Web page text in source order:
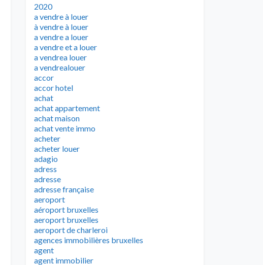
2020
a vendre à louer
à vendre à louer
a vendre a louer
a vendre et a louer
a vendrea louer
a vendrealouer
accor
accor hotel
achat
achat appartement
achat maison
achat vente immo
acheter
acheter louer
adagio
adress
adresse
adresse française
aeroport
aéroport bruxelles
aeroport bruxelles
aeroport de charleroi
agences immobilières bruxelles
agent
agent immobilier